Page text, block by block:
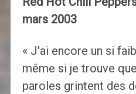
mars 2003
« J'ai encore un si
même si je trouve
paroles grintent des